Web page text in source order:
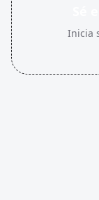
Inicia